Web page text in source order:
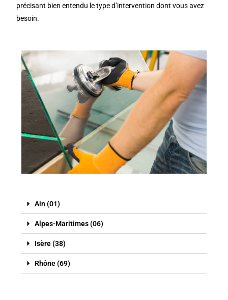
précisant bien entendu le type d’intervention dont vous avez
besoin.
Ain (01)
Alpes-Maritimes (06)
Isère (38)
Rhône (69)